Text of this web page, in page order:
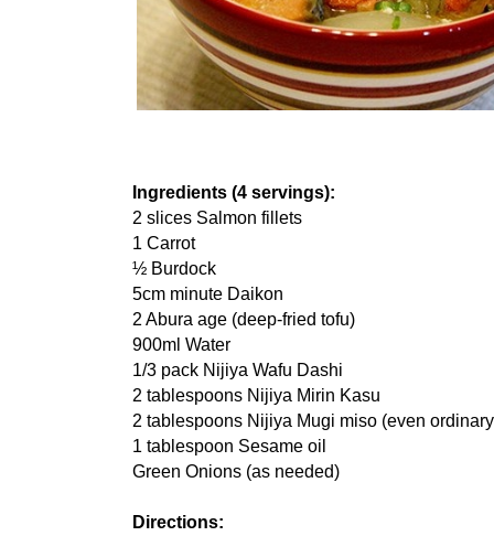
Ingredients (4 servings):
2 slices Salmon fillets
1 Carrot
½ Burdock
5cm minute Daikon
2 Abura age (deep-fried tofu)
900ml Water
1/3 pack Nijiya Wafu Dashi
2 tablespoons Nijiya Mirin Kasu
2 tablespoons Nijiya Mugi miso (even
1 tablespoon Sesame oil
Green Onions (as needed)
Directions: